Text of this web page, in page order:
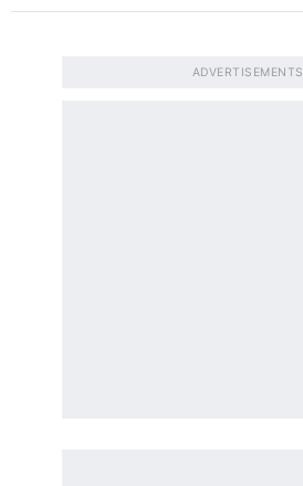
ADVERTISEMENTS